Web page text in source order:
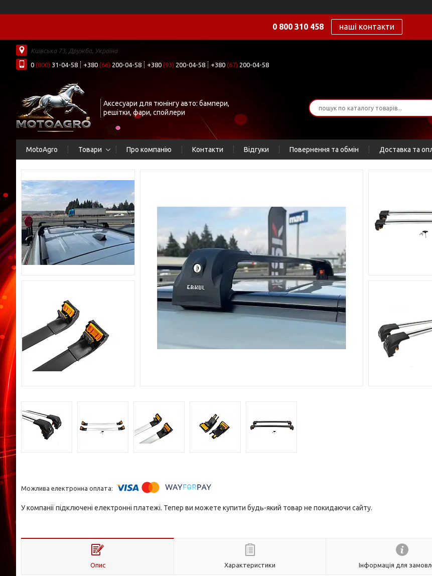
0 800 310 458 наші контакти
Київська 73, Дружба, Україна
0 (800) 31-04-58 +380 (66) 200-04-58 +380 (93) 200-04-58 +380 (67) 200-04-58
Аксесуари для тюнінгу авто: бампери,
решітки, фари, спойлери
MotoAgro Товари Про компанію Контакти Відгуки Повернення та обмін Доставка та
У компанії підключені електронні платежі. Тепер ви можете купити будь-який товар не покидаючи сайту.
Опис Характеристики Інформація для